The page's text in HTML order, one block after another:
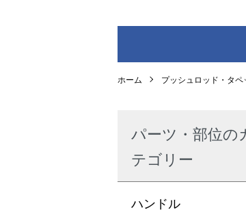
ホーム プッシュロッド・タペ
パーツ・部位の
テゴリー
ハンドル